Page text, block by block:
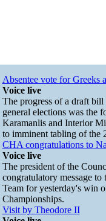
Absentee vote for Greeks
Voice live
The progress of a draft
general elections was the
Karamanlis and Interior
to imminent tabling of the
CHA congratulations to
Voice live
The president of the
congratulatory message
Team for yesterday's win
Championships.
Visit by Theodore II